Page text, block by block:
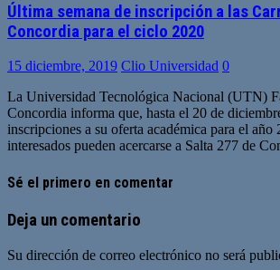
Última semana de inscripción a las
Concordia para el ciclo 2020
15 diciembre, 2019 Clio Universidad 0
La Universidad Tecnológica Nacional (UTN)
Concordia informa que, hasta el 20 de
inscripciones a su oferta académica para el año
interesados pueden acercarse a Salta 277 de
Sé el primero en comentar
Deja un comentario
Su dirección de correo electrónico no será